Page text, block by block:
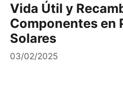
Vida Útil y
Componentes en
Solares
03/02/2025